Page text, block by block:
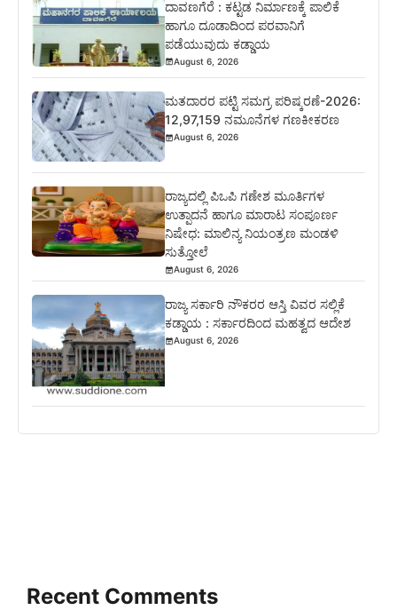
ದಾವಣಗೆರೆ : ಕಟ್ಟಡ ನಿರ್ಮಾಣಕ್ಕೆ ಪಾಲಿಕೆ
ಹಾಗೂ ದೂಡಾದಿಂದ ಪರವಾನಿಗೆ
ಪಡೆಯುವುದು ಕಡ್ಡಾಯ
August 6, 2026
ಮತದಾರರ ಪಟ್ಟಿ ಸಮಗ್ರ ಪರಿಷ್ಕರಣೆ-2026:
12,97,159 ನಮೂನೆಗಳ ಗಣಕೀಕರಣ
August 6, 2026
ರಾಜ್ಯದಲ್ಲಿ ಪಿಒಪಿ ಗಣೇಶ ಮೂರ್ತಿಗಳ
ಉತ್ಪಾದನೆ ಹಾಗೂ ಮಾರಾಟ ಸಂಪೂರ್ಣ
ನಿಷೇಧ: ಮಾಲಿನ್ಯ ನಿಯಂತ್ರಣ ಮಂಡಳಿ
ಸುತ್ತೋಲೆ
August 6, 2026
ರಾಜ್ಯ ಸರ್ಕಾರಿ ನೌಕರರ ಆಸ್ತಿ ವಿವರ ಸಲ್ಲಿಕೆ
ಕಡ್ಡಾಯ : ಸರ್ಕಾರದಿಂದ ಮಹತ್ವದ ಆದೇಶ
August 6, 2026
Recent Comments